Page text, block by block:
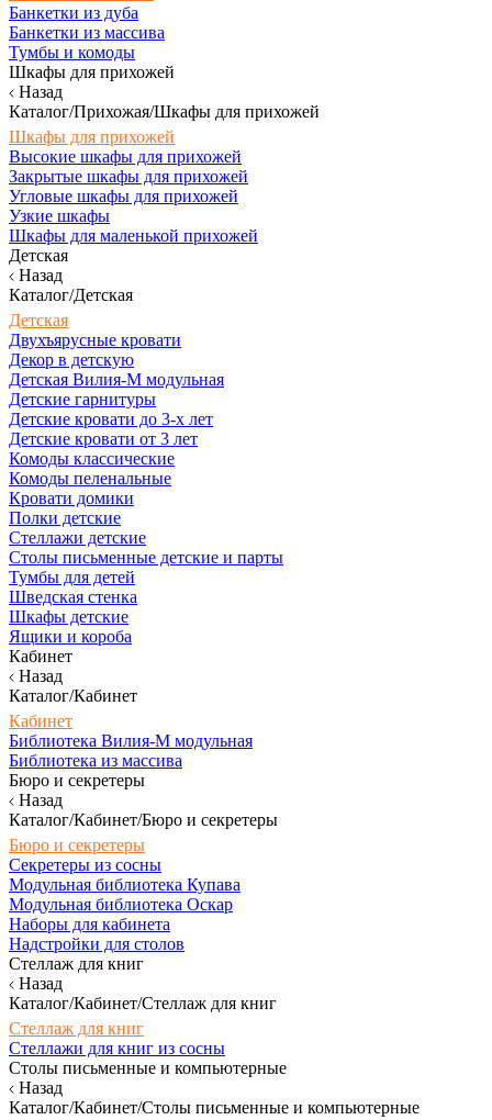
Банкетки из дуба
Банкетки из массива
Тумбы и комоды
Шкафы для прихожей
Назад
Каталог/Прихожая/Шкафы для прихожей
Шкафы для прихожей
Высокие шкафы для прихожей
Закрытые шкафы для прихожей
Угловые шкафы для прихожей
Узкие шкафы
Шкафы для маленькой прихожей
Детская
Назад
Каталог/Детская
Детская
Двухъярусные кровати
Декор в детскую
Детская Вилия-М модульная
Детские гарнитуры
Детские кровати до 3-х лет
Детские кровати от 3 лет
Комоды классические
Комоды пеленальные
Кровати домики
Полки детские
Стеллажи детские
Столы письменные детские и парты
Тумбы для детей
Шведская стенка
Шкафы детские
Ящики и короба
Кабинет
Назад
Каталог/Кабинет
Кабинет
Библиотека Вилия-М модульная
Библиотека из массива
Бюро и секретеры
Назад
Каталог/Кабинет/Бюро и секретеры
Бюро и секретеры
Секретеры из сосны
Модульная библиотека Купава
Модульная библиотека Оскар
Наборы для кабинета
Надстройки для столов
Стеллаж для книг
Назад
Каталог/Кабинет/Стеллаж для книг
Стеллаж для книг
Стеллажи для книг из сосны
Столы письменные и компьютерные
Назад
Каталог/Кабинет/Столы письменные и компьютерные